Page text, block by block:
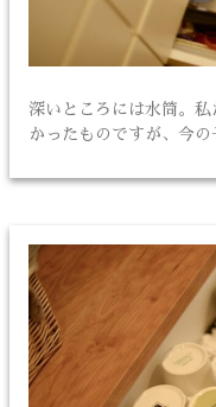
深いところには水筒。
かったものですが、今